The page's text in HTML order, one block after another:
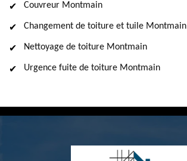
Couvreur Montmain
Changement de toiture et tuile Montmain
Nettoyage de toiture Montmain
Urgence fuite de toiture Montmain